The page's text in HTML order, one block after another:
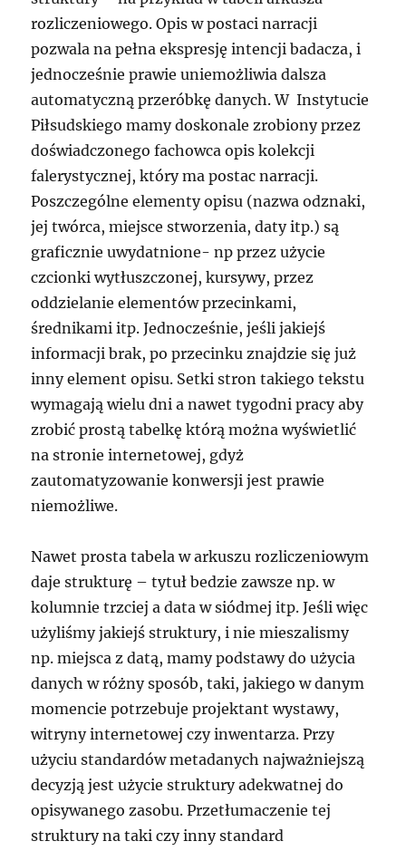
rozliczeniowego. Opis w postaci narracji
pozwala na pełna ekspresję intencji badacza, i
jednocześnie prawie uniemożliwia dalsza
automatyczną przeróbkę danych. W Instytucie
Piłsudskiego mamy doskonale zrobiony przez
doświadczonego fachowca opis kolekcji
falerystycznej, który ma postac narracji.
Poszczególne elementy opisu (nazwa odznaki,
jej twórca, miejsce stworzenia, daty itp.) są
graficznie uwydatnione- np przez użycie
czcionki wytłuszczonej, kursywy, przez
oddzielanie elementów przecinkami,
średnikami itp. Jednocześnie, jeśli jakiejś
informacji brak, po przecinku znajdzie się już
inny element opisu. Setki stron takiego tekstu
wymagają wielu dni a nawet tygodni pracy aby
zrobić prostą tabelkę którą można wyświetlić
na stronie internetowej, gdyż
zautomatyzowanie konwersji jest prawie
niemożliwe.
Nawet prosta tabela w arkuszu rozliczeniowym
daje strukturę – tytuł bedzie zawsze np. w
kolumnie trzciej a data w siódmej itp. Jeśli więc
użyliśmy jakiejś struktury, i nie mieszalismy
np. miejsca z datą, mamy podstawy do użycia
danych w różny sposób, taki, jakiego w danym
momencie potrzebuje projektant wystawy,
witryny internetowej czy inwentarza. Przy
użyciu standardów metadanych najważniejszą
decyzją jest użycie struktury adekwatnej do
opisywanego zasobu. Przetłumaczenie tej
struktury na taki czy inny standard